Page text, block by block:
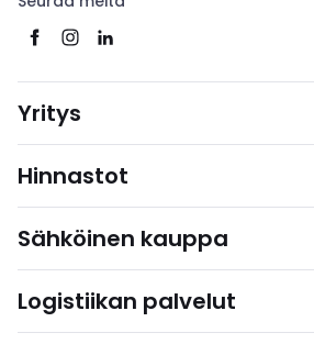
Yritys
Hinnastot
Sähköinen kauppa
Logistiikan palvelut